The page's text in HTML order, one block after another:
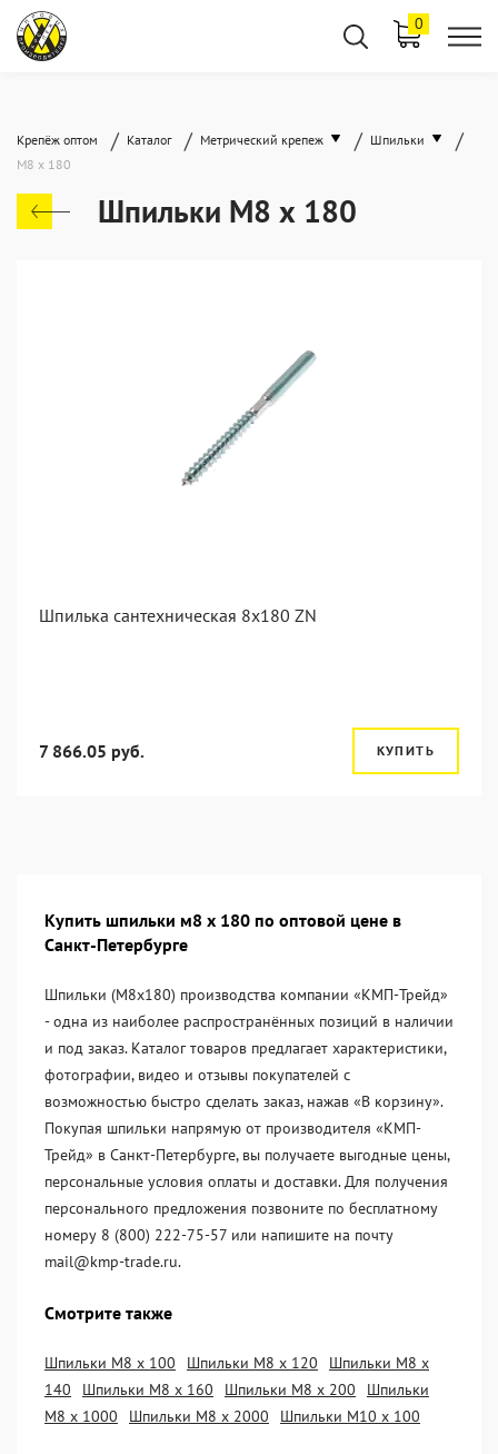
0
Крепёж оптом / Каталог / Метрический крепеж / Шпильки /
М8 х 180
Шпильки М8 х 180
Шпилька сантехническая 8x180 ZN
7 866.05 руб. КУПИТЬ
Купить шпильки м8 х 180 по оптовой цене в
Санкт-Петербурге
Шпильки (М8х180) производства компании «KМП-Трейд»
- одна из наиболее распространённых позиций в наличии
и под заказ. Каталог товаров предлагает характеристики,
фотографии, видео и отзывы покупателей с
возможностью быстро сделать заказ, нажав «В корзину».
Покупая шпильки напрямую от производителя «KМП-
Трейд» в Санкт-Петербурге, вы получаете выгодные цены,
персональные условия оплаты и доставки. Для получения
персонального предложения позвоните по бесплатному
номеру 8 (800) 222-75-57 или напишите на почту
mail@kmp-trade.ru.
Смотрите также
Шпильки М8 х 100 Шпильки М8 х 120
Шпильки М8 х
140
Шпильки М8 х 160 Шпильки М8 х 200
Шпильки
М8 х 1000
Шпильки М8 х 2000 Шпильки М10 х 100